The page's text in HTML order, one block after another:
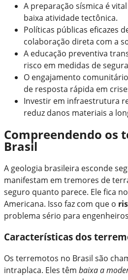
A preparação sísmica é
baixa atividade tectônica.
Políticas públicas eficazes
colaboração direta com a
A educação preventiva
risco em medidas de
O engajamento
de resposta rápida em
Investir em infraestrutura
reduz danos materiais a
Compreendendo os
Brasil
A geologia brasileira esconde
manifestam em tremores de
seguro quanto parece. Ele fica
Americana. Isso faz com que o
problema sério para
Características dos
Os terremotos no Brasil são
intraplaca. Eles têm baixa a